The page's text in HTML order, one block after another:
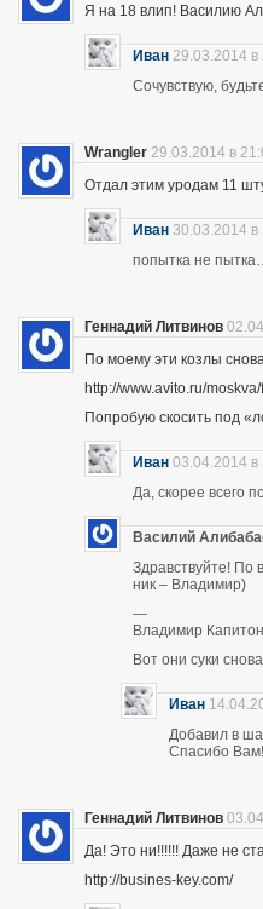
Я на 18 влип! Василию
Иван 29.03.2014 в
Сочувствую,
Wrangler 29.03.2014 в
Отдал этим уродам 11
Иван 30.03.2014 в
попытка не
Геннадий Литвинов
По моему эти козлы
http://www.avito.ru/
Попробую скосить под
Иван 03.04.2014 в
Да, скорее всего
Василий
Здравствуйте! По
ник – Владимир)
—
Владимир
Вот они суки
Иван
Добавил в
Спасибо Вам!
Геннадий Литвинов
Да! Это ни!!!!!! Даже не
http://busines-key.com/